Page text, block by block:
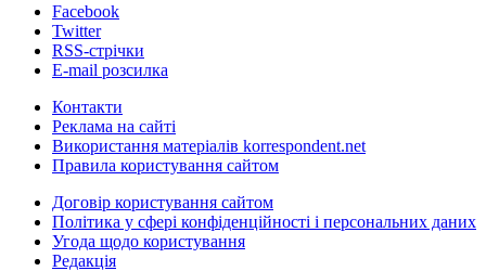
Facebook
Twitter
RSS-стрічки
E-mail розсилка
Контакти
Реклама на сайті
Використання матеріалів korrespondent.net
Правила користування сайтом
Договір користування сайтом
Політика у сфері конфіденційності і персональних даних
Угода щодо користування
Редакція